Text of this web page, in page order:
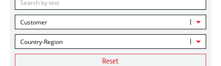
Customer
Country-Region
Reset